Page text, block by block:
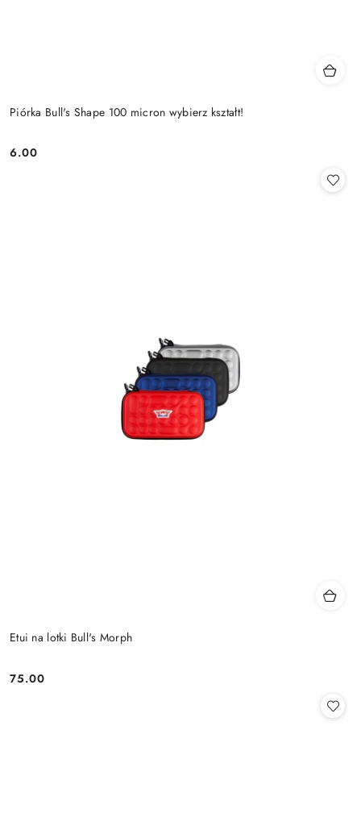
Piórka Bull's Shape 100 micron wybierz kształt!
Cena:
6.00
Etui na lotki Bull's Morph
Cena:
75.00